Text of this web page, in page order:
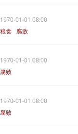
1970-01-01 08:00
粮食
腐败
1970-01-01 08:00
腐败
1970-01-01 08:00
腐败